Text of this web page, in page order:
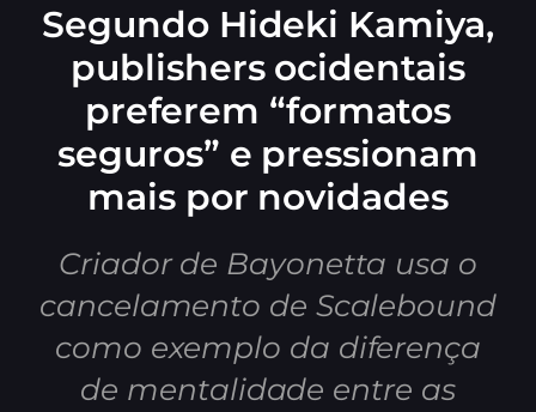
Segundo Hideki Kamiya,
publishers ocidentais
preferem “formatos
seguros” e pressionam
mais por novidades
Criador de Bayonetta usa o
cancelamento de Scalebound
como exemplo da diferença
de mentalidade entre as